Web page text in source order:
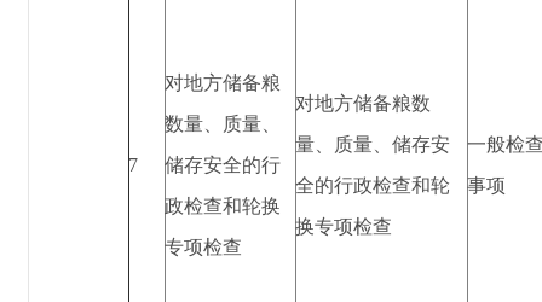
7
对地方储备粮
数量、质量、
储存安全的行
政检查和轮换
专项检查
对地方储备粮数
量、质量、储存安
全的行政检查和轮
换专项检查
一般检
事项